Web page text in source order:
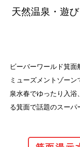
天然温泉・遊
ビーバーワールド箕
ミューズメントゾー
泉水春でゆったり入浴
る箕面で話題のスーパ